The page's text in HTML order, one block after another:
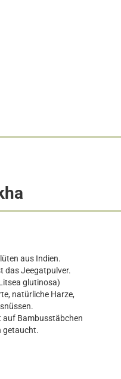
aus Indien.
das Jeegatpulver.
glutinosa)
natürliche Harze,
auf Bambusstäbchen
getaucht.